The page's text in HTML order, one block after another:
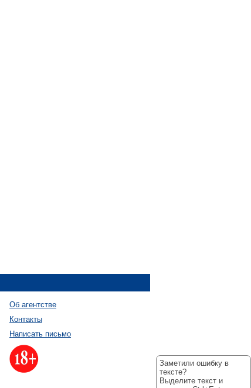
Об агентстве
Контакты
Написать письмо
Заметили ошибку в
тексте?
Выделите текст и